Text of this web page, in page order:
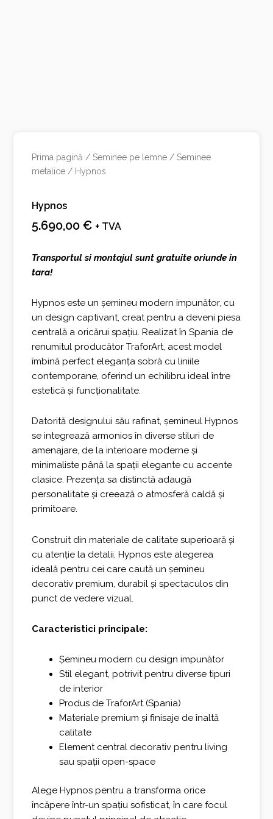
Prima pagină / Seminee pe lemne / Seminee
metalice / Hypnos
Hypnos
5.690,00€ + TVA
Transportul si montajul sunt gratuite oriunde in
tara!
Hypnos este un șemineu modern impunător, cu
un design captivant, creat pentru a deveni piesa
centrală a oricărui spațiu. Realizat în Spania de
renumitul producător TraforArt, acest model
îmbină perfect eleganța sobră cu liniile
contemporane, oferind un echilibru ideal între
estetică și funcționalitate.
Datorită designului său rafinat, șemineul Hypnos
se integrează armonios în diverse stiluri de
amenajare, de la interioare moderne și
minimaliste până la spații elegante cu accente
clasice. Prezența sa distinctă adaugă
personalitate și creează o atmosferă caldă și
primitoare.
Construit din materiale de calitate superioară și
cu atenție la detalii, Hypnos este alegerea
ideală pentru cei care caută un șemineu
decorativ premium, durabil și spectaculos din
punct de vedere vizual.
Caracteristici principale:
Șemineu modern cu design impunător
Stil elegant, potrivit pentru diverse tipuri
de interior
Produs de TraforArt (Spania)
Materiale premium și finisaje de înaltă
calitate
Element central decorativ pentru living
sau spații open-space
Alege Hypnos pentru a transforma orice
încăpere într-un spațiu sofisticat, în care focul